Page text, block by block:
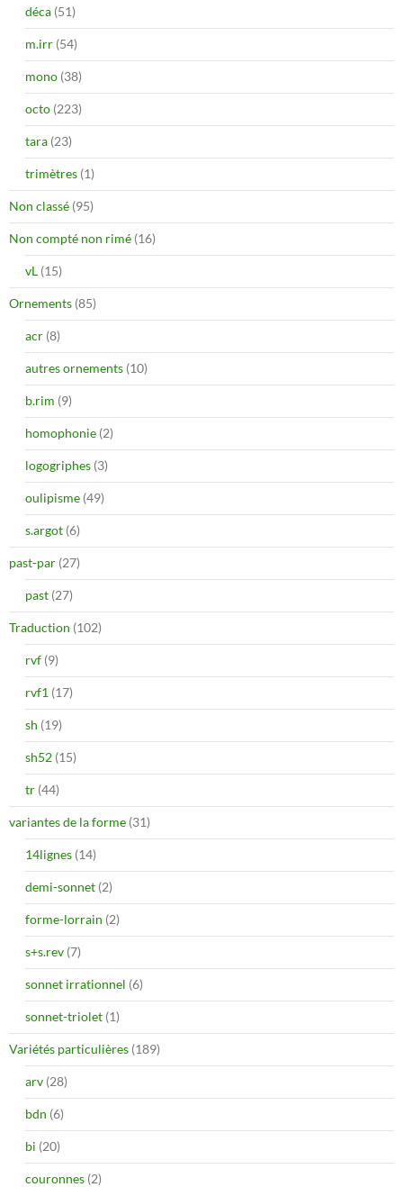
déca (51)
m.irr (54)
mono (38)
octo (223)
tara (23)
trimètres (1)
Non classé (95)
Non compté non rimé (16)
vL (15)
Ornements (85)
acr (8)
autres ornements (10)
b.rim (9)
homophonie (2)
logogriphes (3)
oulipisme (49)
s.argot (6)
past-par (27)
past (27)
Traduction (102)
rvf (9)
rvf1 (17)
sh (19)
sh52 (15)
tr (44)
variantes de la forme (31)
14lignes (14)
demi-sonnet (2)
forme-lorrain (2)
s+s.rev (7)
sonnet irrationnel (6)
sonnet-triolet (1)
Variétés particulières (189)
arv (28)
bdn (6)
bi (20)
couronnes (2)